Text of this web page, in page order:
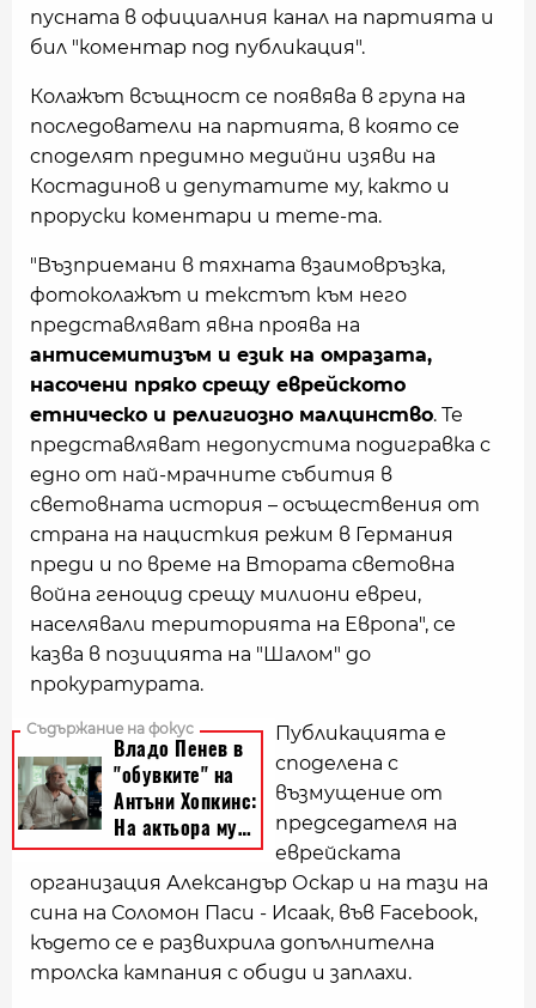
пусната в официалния канал на партията и
бил "коментар под публикация".
Колажът всъщност се появява в група на
последователи на партията, в която се
споделят предимно медийни изяви на
Костадинов и депутатите му, както и
проруски коментари и meme-та.
"Възприемани в тяхната взаимовръзка,
фотоколажът и текстът към него
представляват явна проява на
антисемитизъм и език на омразата,
насочени пряко срещу еврейското
етническо и религиозно малцинство. Те
представляват недопустима подигравка с
едно от най-мрачните събития в
световната история – осъществения от
страна на нацисткия режим в Германия
преди и по време на Втората световна
война геноцид срещу милиони евреи,
населявали територията на Европа", се
казва в позицията на "Шалом" до
прокуратурата.
Публикацията е
споделена с
възмущение от
председателя на
еврейската
организация Александър Оскар и на тази на
сина на Соломон Паси - Исаак, във Facebook,
където се е развихрила допълнителна
тролска кампания с обиди и заплахи.